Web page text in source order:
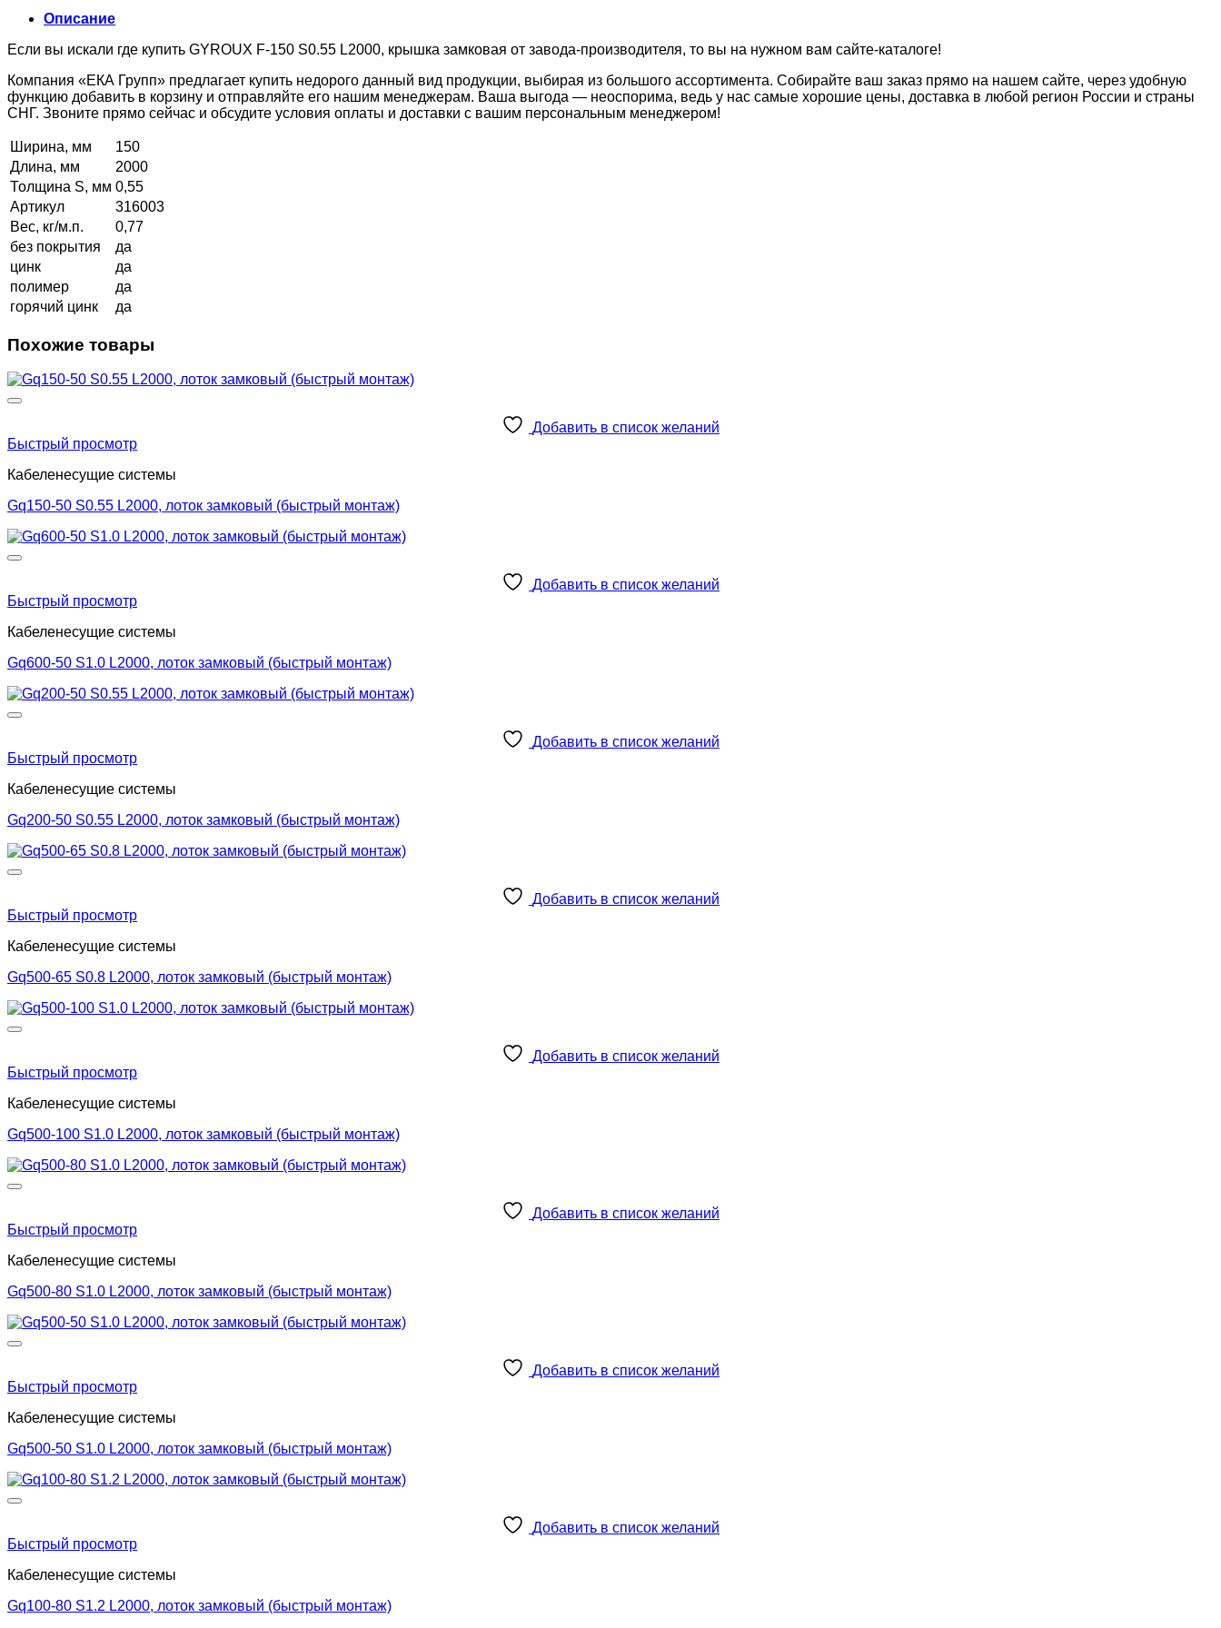
Описание
Если вы искали где купить GYROUX F-150 S0.55 L2000, крышка замковая от завода-производителя, то вы на нужном вам сайте-каталоге!
Компания «ЕКА Групп» предлагает купить недорого данный вид продукции, выбирая из большого ассортимента. Собирайте ваш заказ прямо на нашем сайте, через удобную
функцию добавить в корзину и отправляйте его нашим менеджерам. Ваша выгода — неоспорима, ведь у нас самые хорошие цены, доставка в любой регион России и страны
СНГ. Звоните прямо сейчас и обсудите условия оплаты и доставки с вашим персональным менеджером!
Ширина, мм
150
Длина, мм
2000
Толщина S, мм 0,55
Артикул
316003
Вес, кг/м.п.
0,77
без покрытия
да
цинк
да
полимер
да
горячий цинк
да
Похожие товары
Добавить в список желаний
Быстрый просмотр
Кабеленесущие системы
Gq150-50 S0.55 L2000, лоток замковый (быстрый монтаж)
Добавить в список желаний
Быстрый просмотр
Кабеленесущие системы
Gq600-50 S1.0 L2000, лоток замковый (быстрый монтаж)
Добавить в список желаний
Быстрый просмотр
Кабеленесущие системы
Gq200-50 S0.55 L2000, лоток замковый (быстрый монтаж)
Добавить в список желаний
Быстрый просмотр
Кабеленесущие системы
Gq500-65 S0.8 L2000, лоток замковый (быстрый монтаж)
Добавить в список желаний
Быстрый просмотр
Кабеленесущие системы
Gq500-100 S1.0 L2000, лоток замковый (быстрый монтаж)
Добавить в список желаний
Быстрый просмотр
Кабеленесущие системы
Gq500-80 S1.0 L2000, лоток замковый (быстрый монтаж)
Добавить в список желаний
Быстрый просмотр
Кабеленесущие системы
Gq500-50 S1.0 L2000, лоток замковый (быстрый монтаж)
Добавить в список желаний
Быстрый просмотр
Кабеленесущие системы
Gq100-80 S1.2 L2000, лоток замковый (быстрый монтаж)